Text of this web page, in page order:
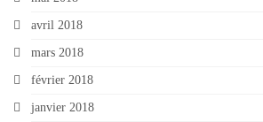
avril 2018
mars 2018
février 2018
janvier 2018